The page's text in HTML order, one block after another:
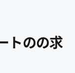
トのの求